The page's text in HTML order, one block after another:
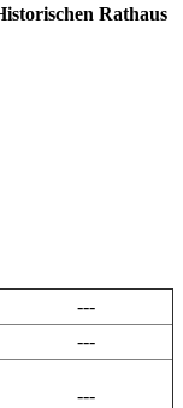
Rathaus
---
---
---